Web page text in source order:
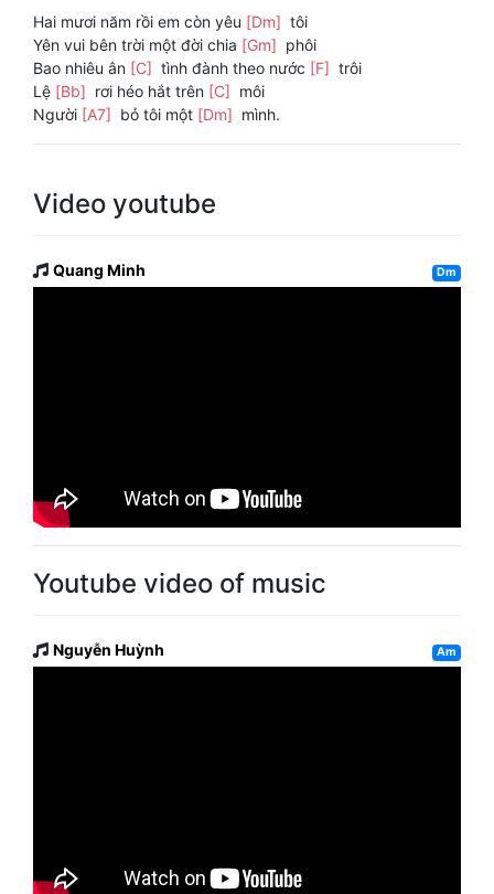
Hai mươi năm rồi em còn yêu [Dm] tôi
Yên vui bên trời một đời chia [Gm] phôi
Bao nhiêu ân [C] tình đành theo nước [F] trôi
Lệ [Bb] rơi héo hắt trên [C] môi
Người [A7] bỏ tôi một [Dm] mình.
Video youtube
Quang Minh Dm
Youtube video of music
Nguyễn Huỳnh Am